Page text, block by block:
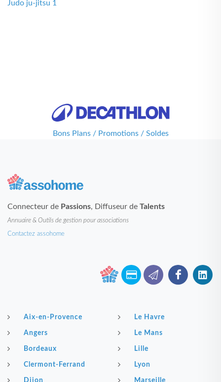
Judo ju-jitsu 1
Bons Plans / Promotions / Soldes
Connecteur de Passions, Diffuseur de Talents
Annuaire & Outils de gestion pour associations
Contactez assohome
Aix-en-Provence
Angers
Bordeaux
Clermont-Ferrand
Dijon
Le Havre
Le Mans
Lille
Lyon
Marseille